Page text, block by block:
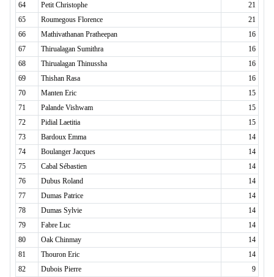
64
Petit Christophe
21
65
Roumegous Florence
21
66
Mathivathanan Pratheepan
16
67
Thirualagan Sumithra
16
68
Thirualagan Thinussha
16
69
Thishan Rasa
16
70
Manten Eric
15
71
Palande Vishwam
15
72
Pidial Laetitia
15
73
Bardoux Emma
14
74
Boulanger Jacques
14
75
Cabal Sébastien
14
76
Dubus Roland
14
77
Dumas Patrice
14
78
Dumas Sylvie
14
79
Fabre Luc
14
80
Oak Chinmay
14
81
Thouron Eric
14
82
Dubois Pierre
9